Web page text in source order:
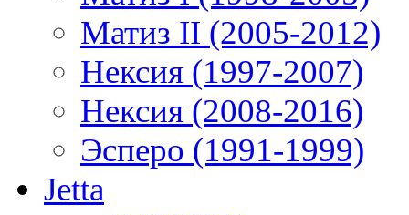
Матиз II (2005-2012)
Нексия (1997-2007)
Нексия (2008-2016)
Эсперо (1991-1999)
Jetta